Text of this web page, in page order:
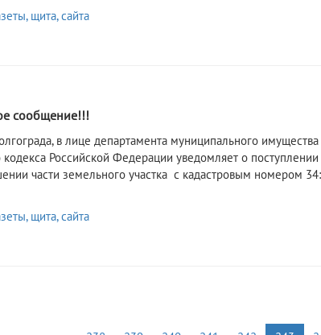
щита, сайта
сообщение!!!
в лице департамента муниципального имущества
Российской Федерации уведомляет о
части земельного участка с кадастровым номером
щита, сайта